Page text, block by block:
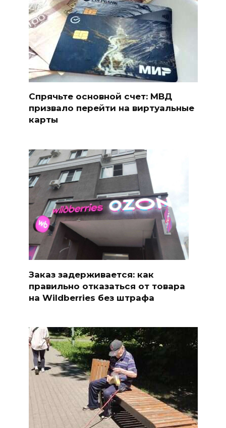
Спрячьте основной счет: МВД
призвало перейти на виртуальные
карты
Заказ задерживается: как
правильно отказаться от товара
на Wildberries без штрафа